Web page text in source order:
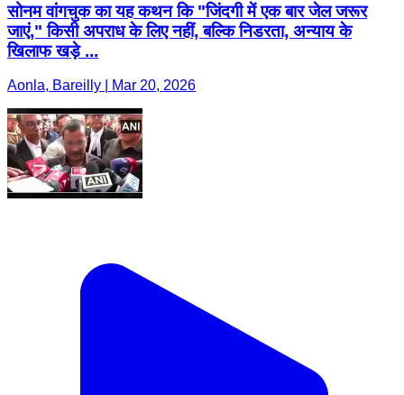
सोनम वांगचुक का यह कथन कि "जिंदगी में एक बार जेल जरूर
जाएं," किसी अपराध के लिए नहीं, बल्कि निडरता, अन्याय के
खिलाफ खड़े ...
Aonla, Bareilly | Mar 20, 2026